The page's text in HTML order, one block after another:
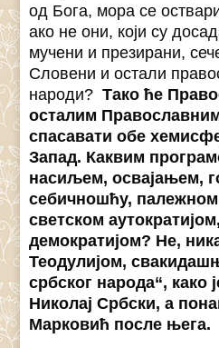
од Бога, мора се
ако не они, који су
мучени и презирани,
Словени и остали
народи?Тако ће
осталим
спасавати обе
Запад. Каквим
насиљем, освајањем,
себичношћу, палежном
светском
демократијом? Не,
Теодулијом,
србског народа“, како
Николај Србски, а
Марковић после њега.